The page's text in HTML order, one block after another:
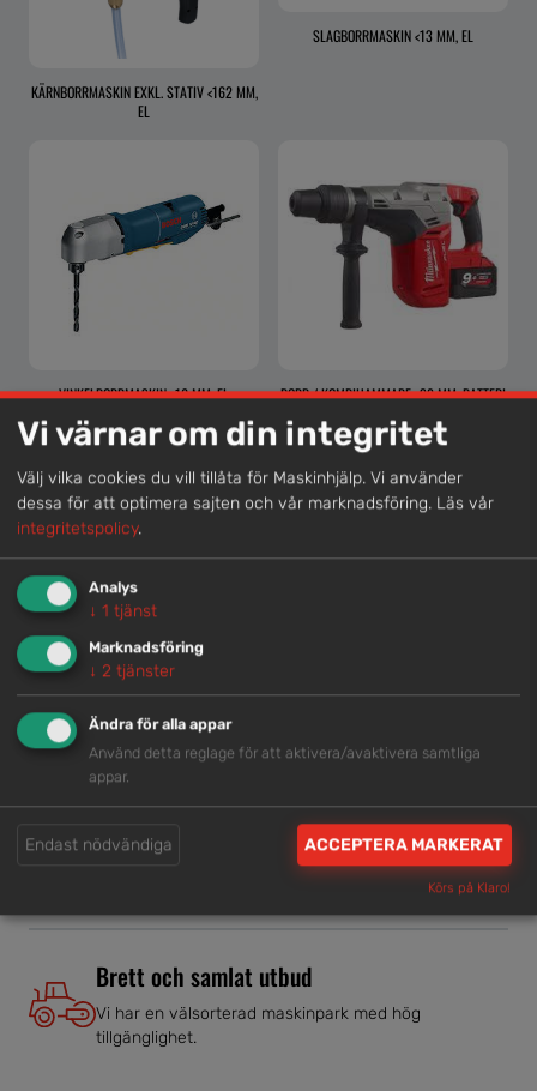
KÄRNBORRMASKIN EXKL. STATIV <162 MM,
EL
SLAGBORRMASKIN <13 MM, EL
VINKELBORRMASKIN <10 MM, EL
BORR / KOMBIHAMMARE <32 MM, BATTERI
Lokal kompetens
Genom att samla våra medarbetare lokalt erbjuder vi
helhetslösningar.
Snabb service
Vi har tillgänglig personal som är redo att hjälpa dig.
Våra hjälpsamma medarbetare är experter inom
Brett och samlat utbud
Vi har en välsorterad maskinpark med hög
tillgänglighet.
Vi värnar om din integritet
Välj vilka cookies du vill tillåta för Maskinhjälp. Vi använder
dessa för att optimera sajten och vår marknadsföring. Läs vår
integritetspolicy.
Analys
↓ 1 tjänst
Marknadsföring
↓ 2 tjänster
Ändra för alla appar
Använd detta reglage för att aktivera/avaktivera samtliga
appar.
Endast nödvändiga ACCEPTERA MARKERAT
Körs på Klaro!